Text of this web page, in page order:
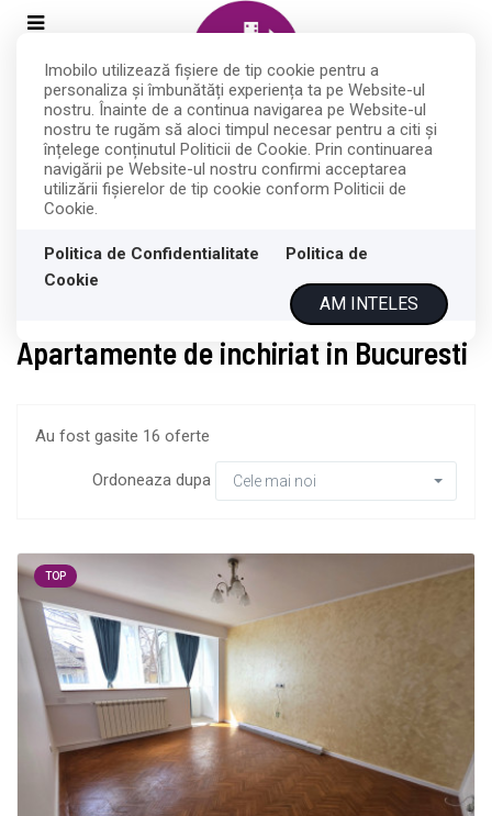
Imobilo utilizează fişiere de tip cookie pentru a
personaliza și îmbunătăți experiența ta pe Website-ul
nostru. Înainte de a continua navigarea pe Website-ul
nostru te rugăm să aloci timpul necesar pentru a citi și
înțelege conținutul Politicii de Cookie. Prin continuarea
navigării pe Website-ul nostru confirmi acceptarea
utilizării fişierelor de tip cookie conform Politicii de
Cookie.
Politica de Confidentialitate
Politica de
Cookie
AM INTELES
Filtreaza
Inchiriere
Apartamente de inchiriat in Bucuresti
Au fost gasite 16 oferte
Ordoneaza dupa Cele mai noi
TOP